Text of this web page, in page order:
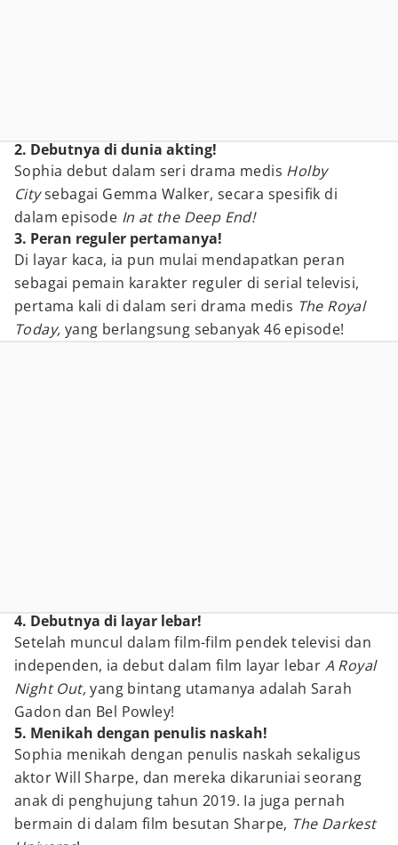
2. Debutnya di dunia akting!
Sophia debut dalam seri drama medis Holby
Citysebagai Gemma Walker, secara spesifik di
dalam episode In at the Deep End!
3. Peran reguler pertamanya!
Di layar kaca, ia pun mulai mendapatkan peran
sebagai pemain karakter reguler di serial televisi,
pertama kali di dalam seri drama medis The Royal
Today, yang berlangsung sebanyak 46 episode!
4. Debutnya di layar lebar!
Setelah muncul dalam film-film pendek televisi dan
independen, ia debut dalam film layar lebar A Royal
Night Out,yang bintang utamanya adalah Sarah
Gadon dan Bel Powley!
5. Menikah dengan penulis naskah!
Sophia menikah dengan penulis naskah sekaligus
aktor Will Sharpe, dan mereka dikaruniai seorang
anak di penghujung tahun 2019. Ia juga pernah
bermain di dalam film besutan Sharpe, The Darkest